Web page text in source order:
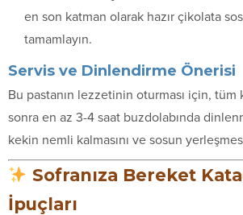
en son katman olarak hazır çikolata
tamamlayın.
Servis ve Dinlendirme Önerisi
Bu pastanın lezzetinin oturması için,
sonra en az 3-4 saat buzdolabında
kekin nemli kalmasını ve sosun
Sofranıza Bereket
İpuçları